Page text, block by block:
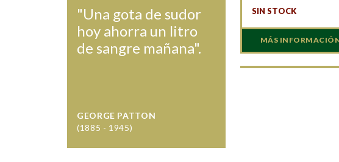
SIN STOCK
MÁS
"Una gota de sudor
hoy ahorra un litro
de sangre mañana".
GEORGE PATTON
(1885 - 1945)